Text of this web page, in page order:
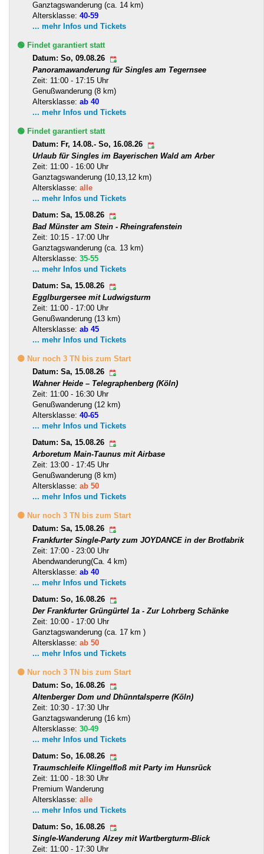
Ganztagswanderung (ca. 14 km)
Altersklasse: 40-59
... mehr Infos und Tickets
🟢 Findet garantiert statt
Datum: So, 09.08.26
Panoramawanderung für Singles am Tegernsee
Zeit: 11:00 - 17:15 Uhr
Genußwanderung (8 km)
Altersklasse: ab 40
... mehr Infos und Tickets
🟢 Findet garantiert statt
Datum: Fr, 14.08.- So, 16.08.26
Urlaub für Singles im Bayerischen Wald am Arber
Zeit: 11:00 - 16:00 Uhr
Ganztagswanderung (10,13,12 km)
Altersklasse: alle
... mehr Infos und Tickets
Datum: Sa, 15.08.26
Bad Münster am Stein - Rheingrafenstein
Zeit: 10:15 - 17:00 Uhr
Ganztagswanderung (ca. 13 km)
Altersklasse: 35-55
... mehr Infos und Tickets
Datum: Sa, 15.08.26
Egglburgersee mit Ludwigsturm
Zeit: 11:00 - 17:00 Uhr
Genußwanderung (13 km)
Altersklasse: ab 45
... mehr Infos und Tickets
🟡 Nur noch 3 TN bis zum Start
Datum: Sa, 15.08.26
Wahner Heide – Telegraphenberg (Köln)
Zeit: 11:00 - 16:30 Uhr
Genußwanderung (12 km)
Altersklasse: 40-65
... mehr Infos und Tickets
Datum: Sa, 15.08.26
Arboretum Main-Taunus mit Airbase
Zeit: 13:00 - 17:45 Uhr
Genußwanderung (8 km)
Altersklasse: ab 50
... mehr Infos und Tickets
🟡 Nur noch 3 TN bis zum Start
Datum: Sa, 15.08.26
Frankfurter Single-Party zum JOYDANCE in der Brotfabrik
Zeit: 17:00 - 23:00 Uhr
Abendwanderung(Ca. 4 km)
Altersklasse: ab 40
... mehr Infos und Tickets
Datum: So, 16.08.26
Der Frankfurter Grüngürtel 1a - Zur Lohrberg Schänke
Zeit: 10:00 - 17:00 Uhr
Ganztagswanderung (ca. 17 km )
Altersklasse: ab 50
... mehr Infos und Tickets
🟡 Nur noch 3 TN bis zum Start
Datum: So, 16.08.26
Altenberger Dom und Dhünntalsperre (Köln)
Zeit: 10:30 - 17:30 Uhr
Ganztagswanderung (16 km)
Altersklasse: 30-49
... mehr Infos und Tickets
Datum: So, 16.08.26
Traumschleife Klingelfloß mit Party im Hunsrück
Zeit: 11:00 - 18:30 Uhr
Premium Wanderung
Altersklasse: alle
... mehr Infos und Tickets
Datum: So, 16.08.26
Single-Wanderung Alzey mit Wartbergturm-Blick
Zeit: 11:00 - 17:30 Uhr